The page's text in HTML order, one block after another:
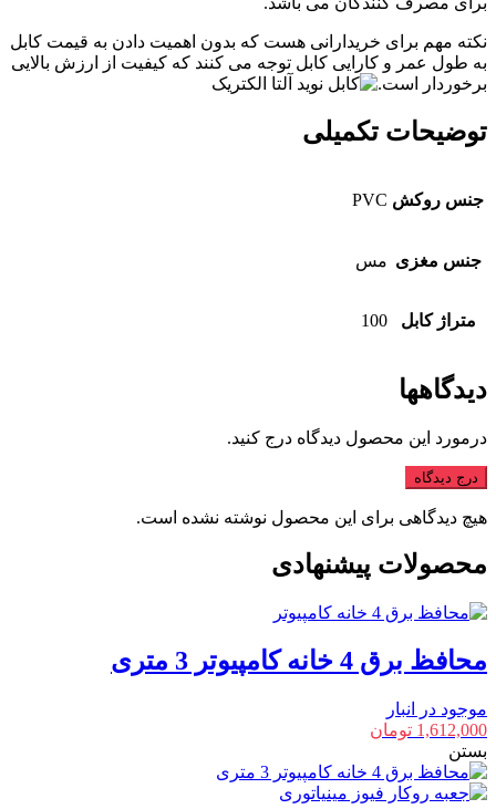
نکته مهم برای خریدارانی هست که بدون اهمیت دادن به قیمت کابل
به طول عمر و کارایی کابل توجه می کنند که کیفیت از ارزش بالایی
برخوردار است.
توضیحات تکمیلی
جنس روکش PVC
جنس مغزی مس
متراژ کابل 100
دیدگاهها
درمورد این محصول دیدگاه درج کنید.
درج دیدگاه
هیچ دیدگاهی برای این محصول نوشته نشده است.
محصولات پیشنهادی
محافظ برق 4 خانه کامپیوتر 3 متری
موجود در انبار
1,612,000 تومان
بستن